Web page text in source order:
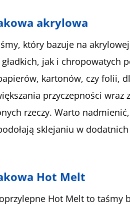
akrylowa
który bazuje na
jak i chropowatych
kartonów, czy folii,
przyczepności wraz
rzeczy. Warto
sklejaniu w
Hot Melt
Hot Melt to taśmy